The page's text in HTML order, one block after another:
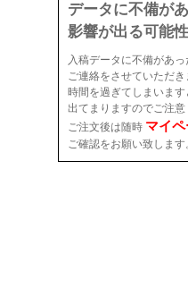
データに不備が
影響が出る可能
入稿データに不備があ
ご連絡をさせていただ
時間を過ぎてしまいま
出てまりますのでご注意
ご注文後は随時 マイペ
ご確認をお願い致します